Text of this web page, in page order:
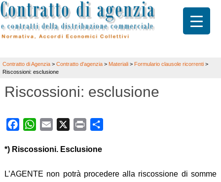
Contratto di Agenzia > Contratto d'agenzia > Materiali > Formulario clausole ricorrenti >
Riscossioni: esclusione
Riscossioni: esclusione
FacebookWhatsApp
Email Print
*) Riscossioni. Esclusione
L’AGENTE non potrà procedere alla riscossione di somme